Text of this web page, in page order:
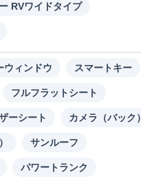
RVワイドタイプ
ウィンドウ スマートキー
フルフラットシート
ーシート カメラ（バック）
サンルーフ
パワートランク